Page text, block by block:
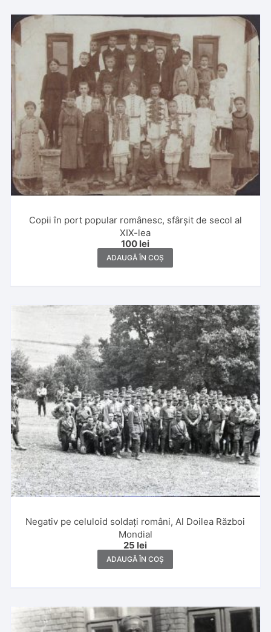
Copii în port popular românesc, sfârșit de secol al
XIX-lea
100 lei
ADAUGĂ ÎN COȘ
Negativ pe celuloid soldați români, Al Doilea Război
Mondial
25 lei
ADAUGĂ ÎN COȘ